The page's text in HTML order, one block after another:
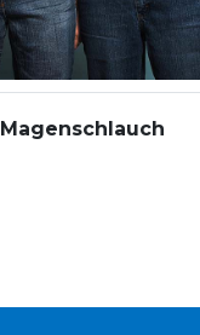
Magenschlauch